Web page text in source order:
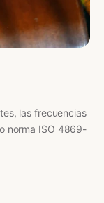
las frecuencias
norma ISO 4869-